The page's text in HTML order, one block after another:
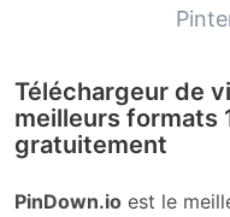
Téléchargeur de
meilleurs formats
gratuitement
PinDown.io est le